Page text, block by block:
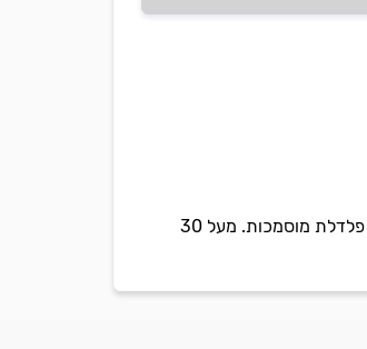
אסא דלתות פלדלת בניהול ששון אסא, מומחה לדלתות חוץ פלדלת בלבד. מתקין מורשה למכירה, תיקון והתקנה של דלתות פלדלת מוסמכות. מעל 30